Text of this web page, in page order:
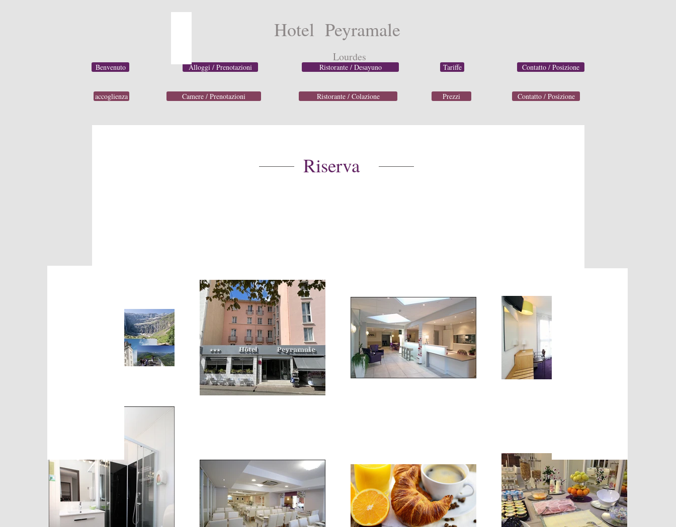
Hotel Peyramale
Lourdes
accoglienza Camere / Prenotazioni Ristorante / Colazione Prezzi Contatto / Posizione
Benvenuto Alloggi / Prenotazioni Ristorante / Desayuno Tariffe Contatto / Posizione
Riserva